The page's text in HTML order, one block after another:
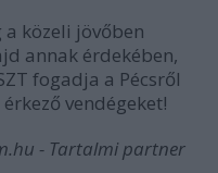
közeli jövőben
annak érdekében,
fogadja a Pécsről
vendégeket!
- Tartalmi partner